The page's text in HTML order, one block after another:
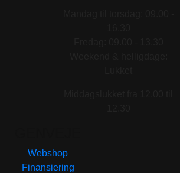
Webshop
Finansiering